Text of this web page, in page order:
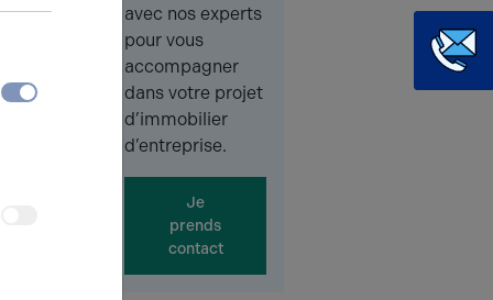
à
avec nos experts
pour vous
accompagner
dans votre projet
d’immobilier
d’entreprise.
Je
prends
contact